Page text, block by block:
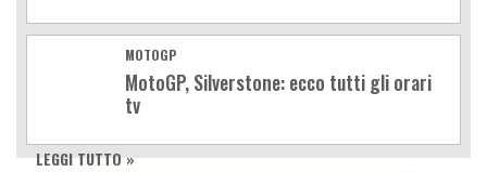
MOTOGP
MotoGP, Silverstone: ecco tutti gli orari
tv
LEGGI TUTTO »